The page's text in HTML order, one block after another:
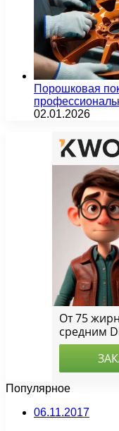
Порошковая
02.01.2026
Популярное
06.11.2017